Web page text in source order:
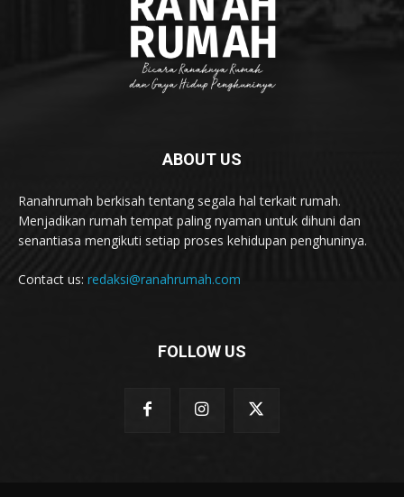
ABOUT US
Ranahrumah berkisah tentang segala hal terkait rumah.
Menjadikan rumah tempat paling nyaman untuk dihuni dan
senantiasa mengikuti setiap proses kehidupan penghuninya.
Contact us: redaksi@ranahrumah.com
FOLLOW US